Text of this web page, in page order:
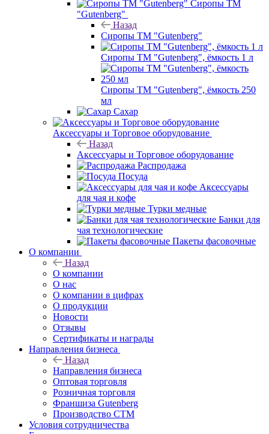
Сиропы ТМ
"Gutenberg"
Назад
Сиропы ТМ "Gutenberg"
Сиропы ТМ "Gutenberg", ёмкость 1 л
Сиропы ТМ "Gutenberg", ёмкость 250
мл
Сахар
Аксессуары и Торговое оборудование
Назад
Аксессуары и Торговое оборудование
Распродажа
Посуда
Аксессуары
для чая и кофе
Турки медные
Банки для
чая технологические
Пакеты фасовочные
О компании
Назад
О компании
О нас
О компании в цифрах
О продукции
Новости
Отзывы
Сертификаты и награды
Направления бизнеса
Назад
Направления бизнеса
Оптовая торговля
Розничная торговля
Франшиза Gutenberg
Производство СТМ
Условия сотрудничества